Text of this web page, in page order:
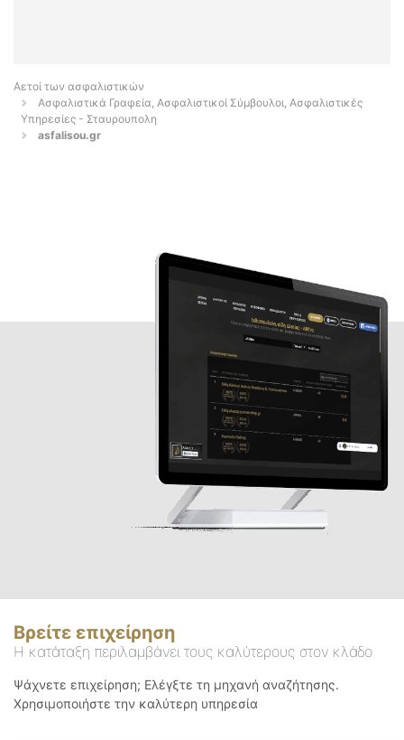
Αετοί των ασφαλιστικών
Ασφαλιστικά Γραφεία, Ασφαλιστικοί Σύμβουλοι, Ασφαλιστικές
Υπηρεσίες - Σταυρουπολη
asfalisou.gr
Βρείτε επιχείρηση
Η κατάταξη περιλαμβάνει τους καλύτερους στον κλάδο
Ψάχνετε επιχείρηση; Ελέγξτε τη μηχανή αναζήτησης.
Χρησιμοποιήστε την καλύτερη υπηρεσία